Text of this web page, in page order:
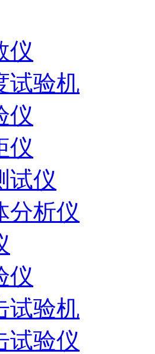
仪
试验机
仪
仪
试仪
分析仪
仪
试验机
试验仪